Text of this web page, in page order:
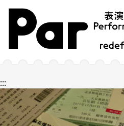
跳到主要内容区块
网站导览
:::